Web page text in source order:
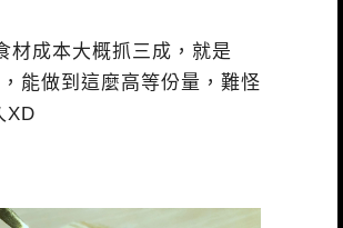
材成本大概抓三成，就是
能做到這麼高等份量，難怪
XD